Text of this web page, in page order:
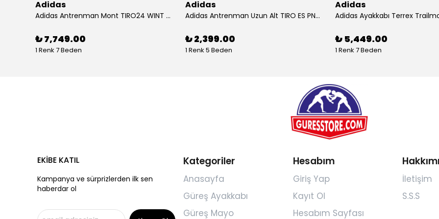
Adidas
Adidas Antrenman Mont TIRO24 WINT JKT IJ7388
₺ 7,749.00
1 Renk 7 Beden
Adidas
Adidas Antrenman Uzun Alt TIRO ES PNT JD0442
₺ 2,399.00
1 Renk 5 Beden
Adidas
₺ 5,449.00
1 Renk 7 Beden
Kategoriler
Anasayfa
Güreş Ayakkabı
Güreş Mayo
Hesabım
Giriş Yap
Kayıt Ol
Hesabım Sayfası
İletişim
S.S.S
EKİBE KATIL
Kampanya ve sürprizlerden ilk sen
haberdar ol